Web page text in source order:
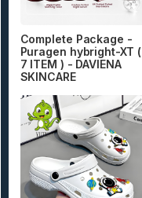
Complete Package -
Puragen hybright-XT (
7 ITEM ) - DAVIENA
SKINCARE